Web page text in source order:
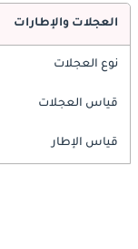
العجلات والإطارات
نوع العجلات
قياس العجلات
قياس الإطار